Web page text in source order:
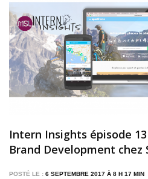
Intern Insights épisode
Brand Development chez
POSTÉ LE : 6 SEPTEMBRE 2017 À 8 H 17